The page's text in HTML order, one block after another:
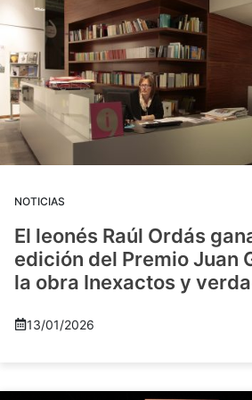
NOTICIAS
El leonés Raúl Ordás
edición del Premio Juan
la obra Inexactos y
13/01/2026